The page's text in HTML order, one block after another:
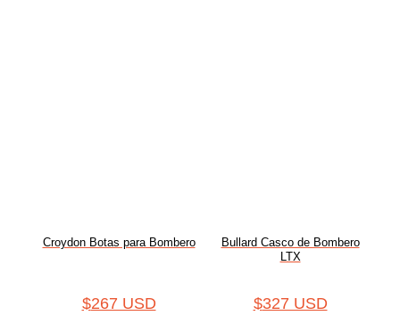
Croydon Botas para Bombero
$267 USD
Bullard Casco de Bombero
LTX
$327 USD